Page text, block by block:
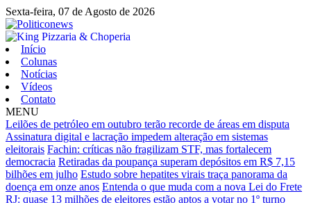
Sexta-feira, 07 de Agosto de 2026
Início
Colunas
Notícias
Vídeos
Contato
MENU
Leilões de petróleo em outubro terão recorde de áreas em disputa
Assinatura digital e lacração impedem alteração em sistemas
eleitorais Fachin: críticas não fragilizam STF, mas fortalecem
democracia Retiradas da poupança superam depósitos em R$ 7,15
bilhões em julho Estudo sobre hepatites virais traça panorama da
doença em onze anos Entenda o que muda com a nova Lei do Frete
RJ: quase 13 milhões de eleitores estão aptos a votar no 1º turno